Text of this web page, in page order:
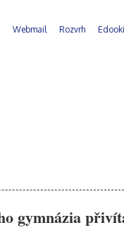
Webmail Rozvrh
gymnázia